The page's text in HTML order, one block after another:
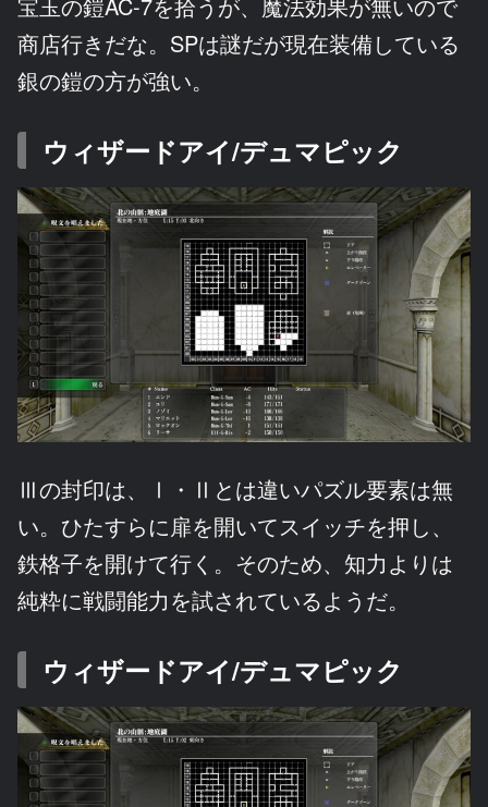
商店行きだな。SPは謎だが現在装備している
銀の鎧の方が強い。
ウィザードアイ/デュマピック
Ⅲの封印は、Ⅰ・Ⅱとは違いパズル要素は無
い。ひたすらに扉を開いてスイッチを押し、
鉄格子を開けて行く。そのため、知力よりは
純粋に戦闘能力を試されているようだ。
ウィザードアイ/デュマピック